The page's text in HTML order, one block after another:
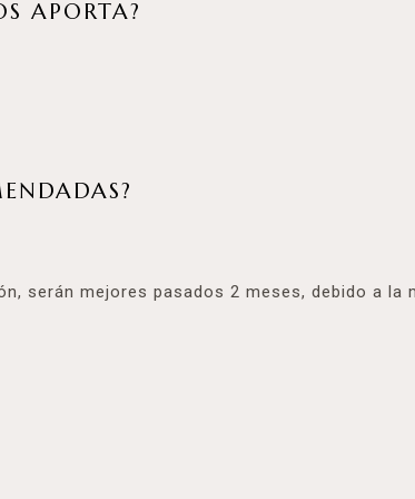
APORTA?
serán mejores pasados 2 meses, debido a la